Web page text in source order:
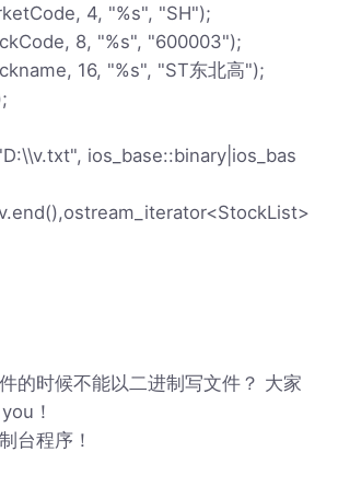
4, "%s", "SH");
8, "%s", "600003");
16, "%s", "ST东北高");
ios_base::binary|ios_bas
的时候不能以二进制写文件？ 大家
！
台程序！